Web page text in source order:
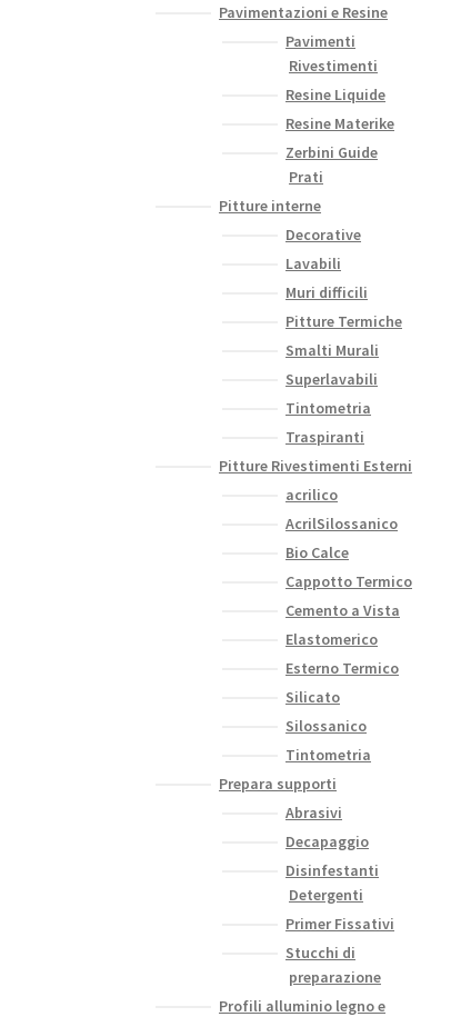
Pavimentazioni e Resine
Pavimenti
Rivestimenti
Resine Liquide
Resine Materike
Zerbini Guide
Prati
Pitture interne
Decorative
Lavabili
Muri difficili
Pitture Termiche
Smalti Murali
Superlavabili
Tintometria
Traspiranti
Pitture Rivestimenti Esterni
acrilico
AcrilSilossanico
Bio Calce
Cappotto Termico
Cemento a Vista
Elastomerico
Esterno Termico
Silicato
Silossanico
Tintometria
Prepara supporti
Abrasivi
Decapaggio
Disinfestanti
Detergenti
Primer Fissativi
Stucchi di
preparazione
Profili alluminio legno e